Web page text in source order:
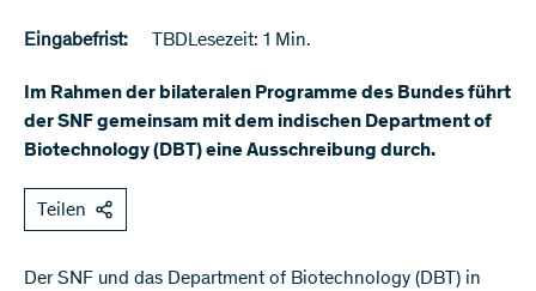
Eingabefrist: TBDLesezeit: 1 Min.
Im Rahmen der bilateralen Programme des Bundes führt
der SNF gemeinsam mit dem indischen Department of
Biotechnology (DBT) eine Ausschreibung durch.
Teilen
Der SNF und das Department of Biotechnology (DBT) in